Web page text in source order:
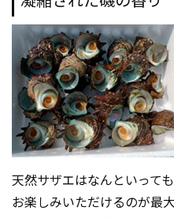
天然サザエはなんといって
お楽しみいただけるのが最